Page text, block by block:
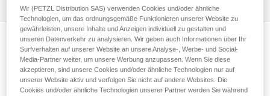
Alle technischen Anwendungen 1 Filter
Wir (PETZL Distribution SAS) verwenden Cookies und/oder ähnliche
Technologien, um das ordnungsgemäße Funktionieren unserer Website zu
gewährleisten, unsere Inhalte und Anzeigen individuell zu gestalten und
unseren Datenverkehr zu analysieren. Wir geben auch Informationen über Ihr
Surfverhalten auf unserer Website an unsere Analyse-, Werbe- und Social-
Media-Partner weiter, um unsere Werbung anzupassen. Wenn Sie diese
akzeptieren, sind unsere Cookies und/oder ähnliche Technologien nur auf
unserer Website aktiv und verfolgen Sie nicht auf andere Websites. Die
Cookies und/oder ähnliche Technologien unserer Partner werden Sie während